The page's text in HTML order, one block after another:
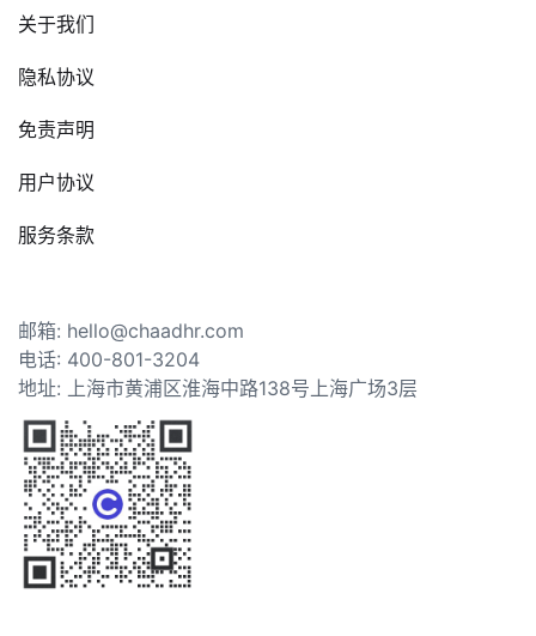
关于我们
隐私协议
免责声明
用户协议
服务条款
邮箱: hello@chaadhr.com
电话: 400-801-3204
地址: 上海市黄浦区淮海中路138号上海广场3层